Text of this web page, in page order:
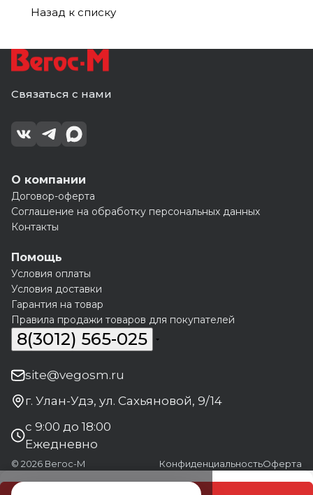
Назад к списку
Связаться с нами
О компании
Договор-оферта
Соглашение на обработку персональных данных
Контакты
Помощь
Условия оплаты
Условия доставки
Гарантия на товар
Правила продажи товаров для покупателей
8(3012) 565-025
site@vegosm.ru
г. Улан-Удэ, ул. Сахьяновой, 9/14
с 9:00 до 18:00
Ежедневно
© 2026 Вегос-М КонфиденциальностьОферта